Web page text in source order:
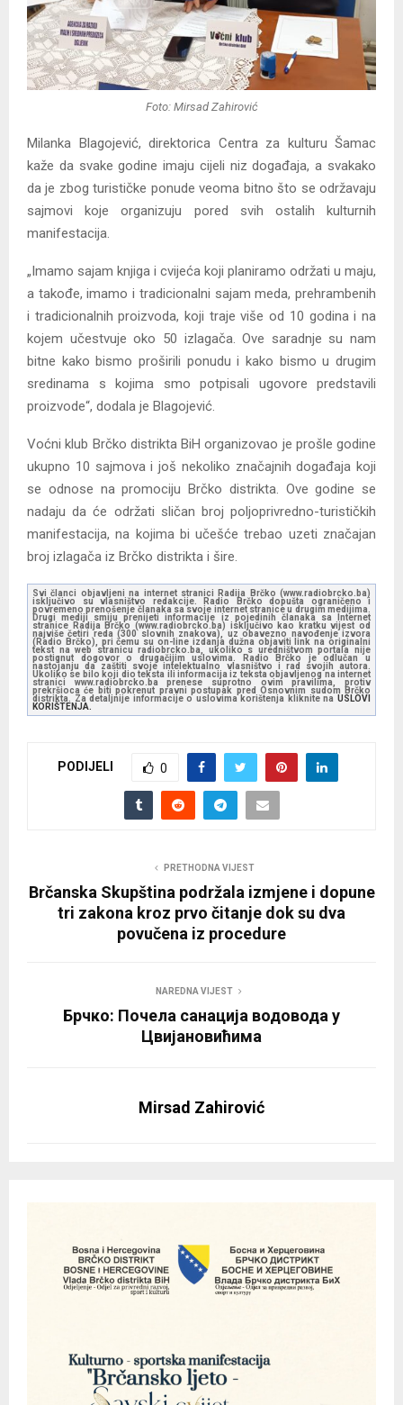
Foto: Mirsad Zahirović
Milanka Blagojević, direktorica Centra za kulturu Šamac
kaže da svake godine imaju cijeli niz događaja, a svakako
da je zbog turističke ponude veoma bitno što se održavaju
sajmovi koje organizuju pored svih ostalih kulturnih
manifestacija.
„Imamo sajam knjiga i cvijeća koji planiramo održati u maju,
a takođe, imamo i tradicionalni sajam meda, prehrambenih
i tradicionalnih proizvoda, koji traje više od 10 godina i na
kojem učestvuje oko 50 izlagača. Ove saradnje su nam
bitne kako bismo proširili ponudu i kako bismo u drugim
sredinama s kojima smo potpisali ugovore predstavili
proizvode“, dodala je Blagojević.
Voćni klub Brčko distrikta BiH organizovao je prošle godine
ukupno 10 sajmova i još nekoliko značajnih događaja koji
se odnose na promociju Brčko distrikta. Ove godine se
nadaju da će održati sličan broj poljoprivredno-turističkih
manifestacija, na kojima bi učešće trebao uzeti značajan
broj izlagača iz Brčko distrikta i šire.
Svi članci objavljeni na internet stranici Radija Brčko (www.radiobrcko.ba)
isključivo su vlasništvo redakcije. Radio Brčko dopušta ograničeno i
povremeno prenošenje članaka sa svoje internet stranice u drugim medijima.
Drugi mediji smiju prenijeti informacije iz pojedinih članaka sa Internet
stranice Radija Brčko (www.radiobrcko.ba) isključivo kao kratku vijest od
najviše četiri reda (300 slovnih znakova), uz obavezno navođenje izvora
(Radio Brčko), pri čemu su on-line izdanja dužna objaviti link na originalni
tekst na web stranicu radiobrcko.ba, ukoliko s uredništvom portala nije
postignut dogovor o drugačijim uslovima. Radio Brčko je odlučan u
nastojanju da zaštiti svoje intelektualno vlasništvo i rad svojih autora.
Ukoliko se bilo koji dio teksta ili informacija iz teksta objavljenog na internet
stranici www.radiobrcko.ba prenese suprotno ovim pravilima, protiv
prekršioca će biti pokrenut pravni postupak pred Osnovnim sudom Brčko
distrikta. Za detaljnije informacije o uslovima korištenja kliknite na USLOVI
KORIŠTENJA.
PODIJELI 0
PRETHODNA VIJEST
Brčanska Skupština podržala izmjene i dopune
tri zakona kroz prvo čitanje dok su dva
povučena iz procedure
NAREDNA VIJEST
Брчко: Почела санација водовода у
Цвијановићима
Mirsad Zahirović